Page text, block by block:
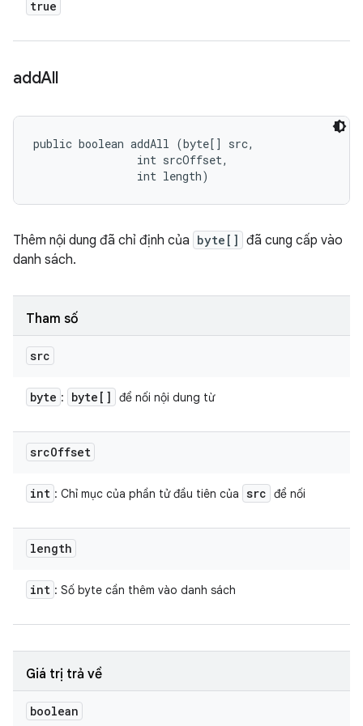
true
addAll
public boolean addAll (byte[] src,
                int srcOffset,
                int length)
Thêm nội dung đã chỉ định của byte[] đã cung cấp vào
danh sách.
Tham số
src
byte : byte[] để nối nội dung từ
srcOffset
int : Chỉ mục của phần tử đầu tiên của src để nối
length
int : Số byte cần thêm vào danh sách
Giá trị trả về
boolean